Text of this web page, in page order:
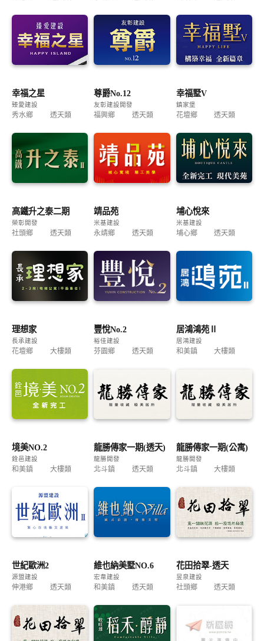
幸福之星
臻愛建設
秀水鄉 透天類
尊爵No.12
友彰建設開發
福興鄉 透天類
幸福墅V
鎮家堡
花壇鄉 透天類
高鐵升之泰二期
榮彰開發
社頭鄉 透天類
靖品苑
米基建設
永靖鄉 透天類
埔心悅來
米基建設
埔心鄉 透天類
理想家
長承建設
花壇鄉 大樓類
豐悅No.2
裕佳建設
芬園鄉 透天類
居鴻鴻苑Ⅱ
居鴻建設
和美鎮 大樓類
境美NO.2
銓邑建設
和美鎮 大樓類
龍勝傳家一期(透天)
龍勝開發
北斗鎮 透天類
龍勝傳家一期(公寓)
龍勝開發
北斗鎮 大樓類
世紀歐洲2
源盟建設
伸港鄉 透天類
維也納美墅NO.6
宏韋建設
和美鎮 透天類
花田拾翠-透天
昱泉建設
社頭鄉 透天類